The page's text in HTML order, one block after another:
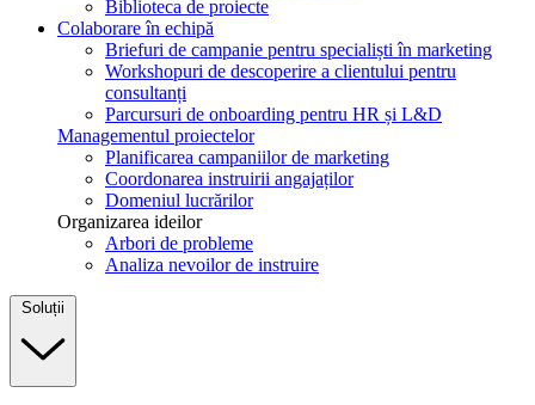
Biblioteca de proiecte
Colaborare în echipă
Briefuri de campanie pentru specialiști în marketing
Workshopuri de descoperire a clientului pentru
consultanți
Parcursuri de onboarding pentru HR și L&D
Managementul proiectelor
Planificarea campaniilor de marketing
Coordonarea instruirii angajaților
Domeniul lucrărilor
Organizarea ideilor
Arbori de probleme
Analiza nevoilor de instruire
Soluții